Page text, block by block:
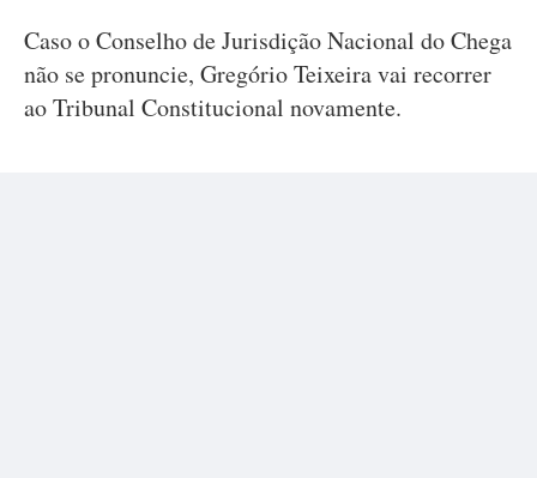
Caso o Conselho de Jurisdição Nacional do Chega
não se pronuncie, Gregório Teixeira vai recorrer
ao Tribunal Constitucional novamente.